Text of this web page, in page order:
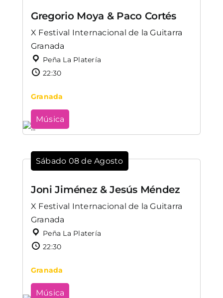
Gregorio Moya & Paco Cortés
X Festival Internacional de la Guitarra
Granada
Peña La Platería
22:30
Granada
Música
Sábado 08 de Agosto
Joni Jiménez & Jesús Méndez
X Festival Internacional de la Guitarra
Granada
Peña La Platería
22:30
Granada
Música